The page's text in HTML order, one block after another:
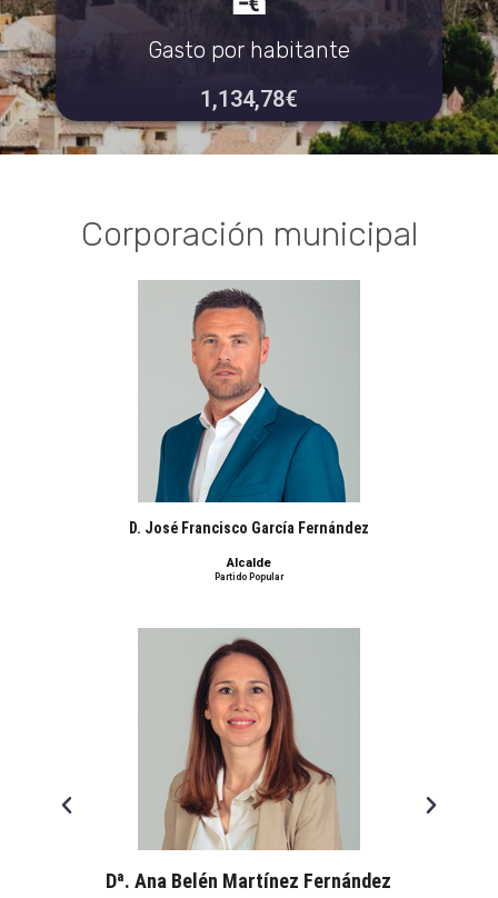
Gasto por habitante
1,134,78€
Corporación municipal
D. José Francisco García Fernández
Alcalde
Partido Popular
Dª. Ana Belén Martínez Fernández